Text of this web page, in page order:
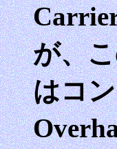
が、
はコ